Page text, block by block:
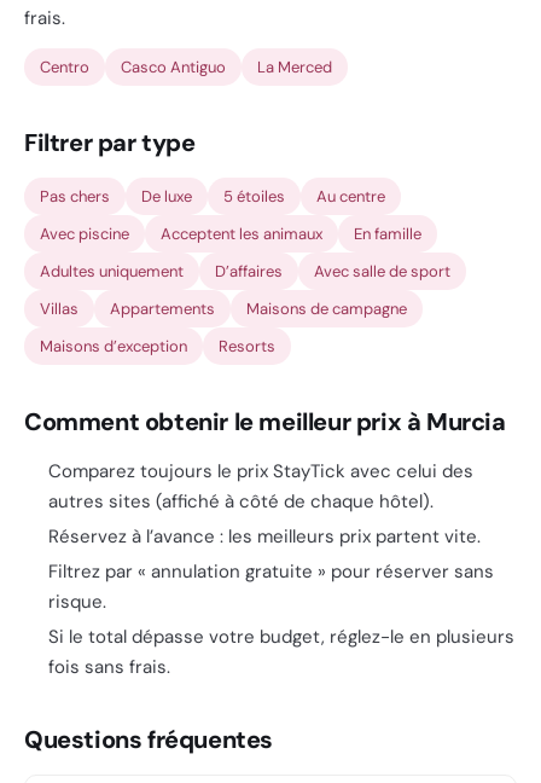
frais.
Centro Casco Antiguo La Merced
Filtrer par type
Pas chers De luxe 5 étoiles
Au centre
Avec piscine
Acceptent les animaux
En famille
Adultes uniquement
D’affaires
Avec salle de sport
Villas
Appartements
Maisons de campagne
Maisons d’exception
Resorts
Comment obtenir le meilleur prix à Murcia
Comparez toujours le prix StayTick avec celui des
autres sites (affiché à côté de chaque hôtel).
Réservez à l’avance : les meilleurs prix partent vite.
Filtrez par « annulation gratuite » pour réserver sans
risque.
Si le total dépasse votre budget, réglez-le en plusieurs
fois sans frais.
Questions fréquentes